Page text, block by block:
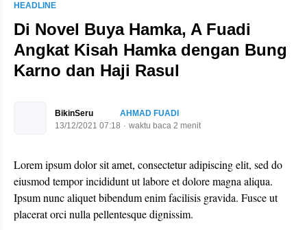
HEADLINE
Di Novel Buya Hamka, A Fuadi
Angkat Kisah Hamka dengan Bung
Karno dan Haji Rasul
BikinSeru
AHMAD FUADI
13/12/2021 07:18
waktu baca 2 menit
Lorem ipsum dolor sit amet, consectetur adipiscing elit, sed do
eiusmod tempor incididunt ut labore et dolore magna aliqua.
Ipsum nunc aliquet bibendum enim facilisis gravida. Fusce ut
placerat orci nulla pellentesque dignissim.